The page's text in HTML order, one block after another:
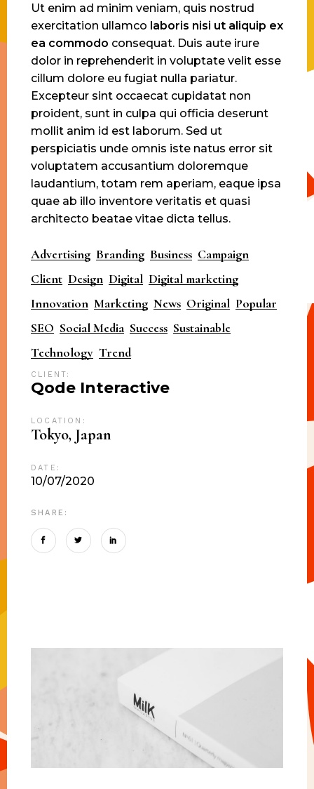
Ut enim ad minim veniam, quis nostrud
exercitation ullamco laboris nisi ut aliquip ex
ea commodo consequat. Duis aute irure
dolor in reprehenderit in voluptate velit esse
cillum dolore eu fugiat nulla pariatur.
Excepteur sint occaecat cupidatat non
proident, sunt in culpa qui officia deserunt
mollit anim id est laborum. Sed ut
perspiciatis unde omnis iste natus error sit
voluptatem accusantium doloremque
laudantium, totam rem aperiam, eaque ipsa
quae ab illo inventore veritatis et quasi
architecto beatae vitae dicta tellus.
Advertising Branding Business Campaign
Client Design Digital Digital marketing
Innovation Marketing News Original Popular
SEO Social Media Success Sustainable
Technology Trend
CLIENT:
Qode Interactive
LOCATION:
Tokyo, Japan
DATE:
10/07/2020
SHARE: